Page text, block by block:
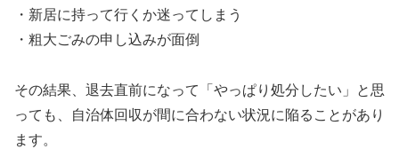
・新居に持って行くか迷ってしまう
・粗大ごみの申し込みが面倒
その結果、退去直前になって「やっぱり処分したい」と思
っても、自治体回収が間に合わない状況に陥ることがあり
ます。